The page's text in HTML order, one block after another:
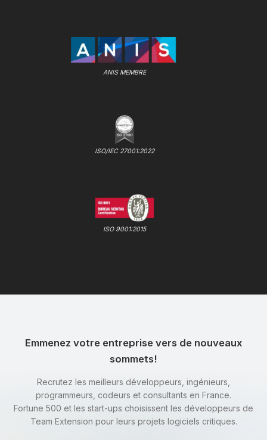
ANIS MEMBRE
ISO/IEC 27001:2022
ISO 9001:2015
Emmenez votre entreprise vers de nouveaux
sommets!
Recrutez les meilleurs développeurs, ingénieurs,
programmeurs, codeurs et consultants en France.
Fortune 500 et les start-ups choisissent les développeurs de
Team Extension pour leurs projets logiciels critiques.